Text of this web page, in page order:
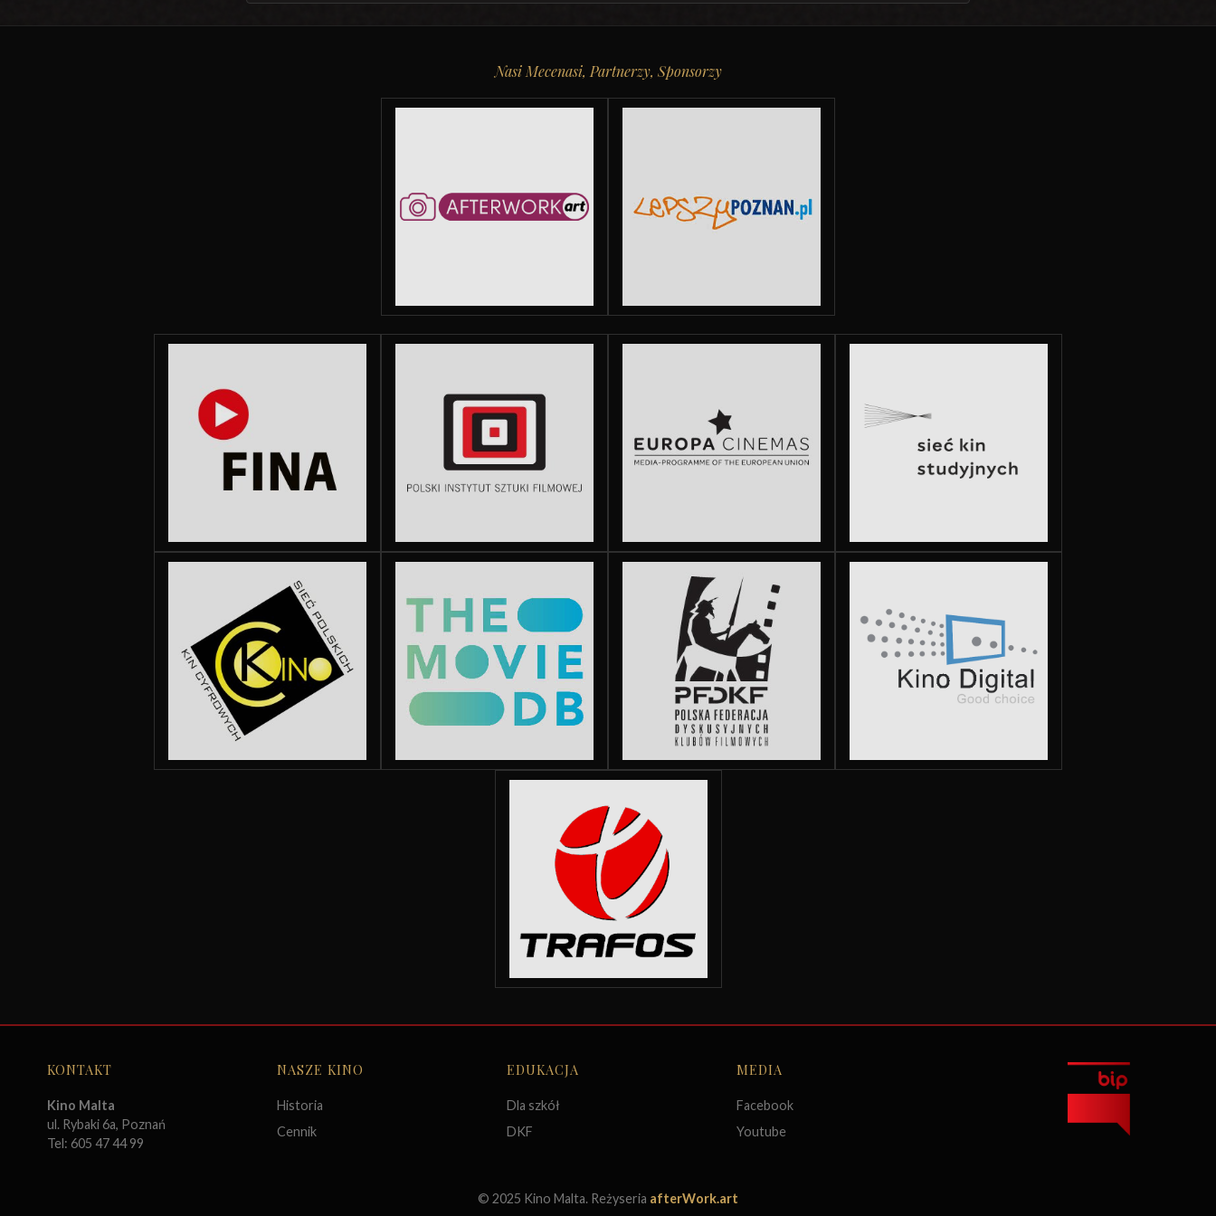
Nasi Mecenasi, Partnerzy, Sponsorzy
KONTAKT
Kino Malta
ul. Rybaki 6a, Poznań
Tel: 605 47 44 99
NASZE KINO
Historia
Cennik
EDUKACJA
Dla szkół
DKF
MEDIA
Facebook
Youtube
© 2025 Kino Malta. Reżyseria afterWork.art